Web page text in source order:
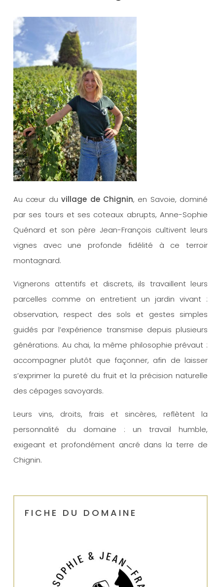
Au cœur duvillage de Chignin, en Savoie, dominé
par ses tours et ses coteaux abrupts, Anne-Sophie
Quénard et son père Jean-François cultivent leurs
vignes avec une profonde fidélité à ce terroir
montagnard.
Vignerons attentifs et discrets, ils travaillent leurs
parcelles comme on entretient un jardin vivant :
observation, respect des sols et gestes simples
guidés par l’expérience transmise depuis plusieurs
générations. Au chai, la même philosophie prévaut :
accompagner plutôt que façonner, afin de laisser
s’exprimer la pureté du fruit et la précision naturelle
des cépages savoyards.
Leurs vins, droits, frais et sincères, reflètent la
personnalité du domaine : un travail humble,
exigeant et profondément ancré dans la terre de
Chignin.
FICHE DU DOMAINE